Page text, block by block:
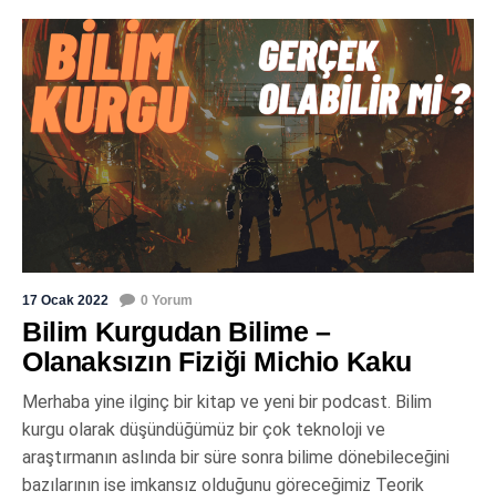
17 Ocak 2022 0 Yorum
Bilim Kurgudan Bilime –
Olanaksızın Fiziği Michio Kaku
Merhaba yine ilginç bir kitap ve yeni bir podcast. Bilim
kurgu olarak düşündüğümüz bir çok teknoloji ve
araştırmanın aslında bir süre sonra bilime dönebileceğini
bazılarının ise imkansız olduğunu göreceğimiz Teorik